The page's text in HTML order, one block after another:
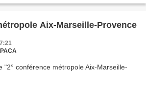
Aix-Marseille-Provence